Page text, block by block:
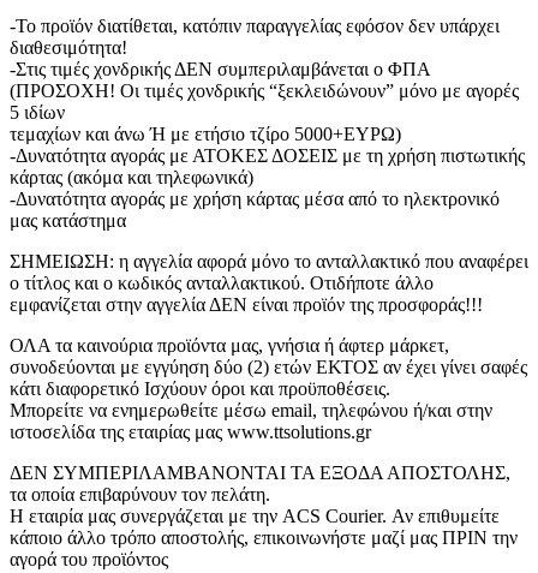
-Το προϊόν διατίθεται, κατόπιν παραγγελίας εφόσον δεν υπάρχει
διαθεσιμότητα!
-Στις τιμές χονδρικής ΔΕΝ συμπεριλαμβάνεται ο ΦΠΑ
(ΠΡΟΣΟΧΗ! Οι τιμές χονδρικής “ξεκλειδώνουν” μόνο με αγορές
5 ιδίων
τεμαχίων και άνω Ή με ετήσιο τζίρο 5000+ΕΥΡΩ)
-Δυνατότητα αγοράς με ΑΤΟΚΕΣ ΔΟΣΕΙΣ με τη χρήση πιστωτικής
κάρτας (ακόμα και τηλεφωνικά)
-Δυνατότητα αγοράς με χρήση κάρτας μέσα από το ηλεκτρονικό
μας κατάστημα
ΣΗΜΕΙΩΣΗ: η αγγελία αφορά μόνο το ανταλλακτικό που αναφέρει
ο τίτλος και ο κωδικός ανταλλακτικού. Οτιδήποτε άλλο
εμφανίζεται στην αγγελία ΔΕΝ είναι προϊόν της προσφοράς!!!
ΟΛΑ τα καινούρια προϊόντα μας, γνήσια ή άφτερ μάρκετ,
συνοδεύονται με εγγύηση δύο (2) ετών ΕΚΤΟΣ αν έχει γίνει σαφές
κάτι διαφορετικό Ισχύουν όροι και προϋποθέσεις.
Μπορείτε να ενημερωθείτε μέσω email, τηλεφώνου ή/και στην
ιστοσελίδα της εταιρίας μας www.ttsolutions.gr
ΔΕΝ ΣΥΜΠΕΡΙΛΑΜΒΑΝΟΝΤΑΙ ΤΑ ΕΞΟΔΑ ΑΠΟΣΤΟΛΗΣ,
τα οποία επιβαρύνουν τον πελάτη.
Η εταιρία μας συνεργάζεται με την ACS Courier. Αν επιθυμείτε
κάποιο άλλο τρόπο αποστολής, επικοινωνήστε μαζί μας ΠΡΙΝ την
αγορά του προϊόντος